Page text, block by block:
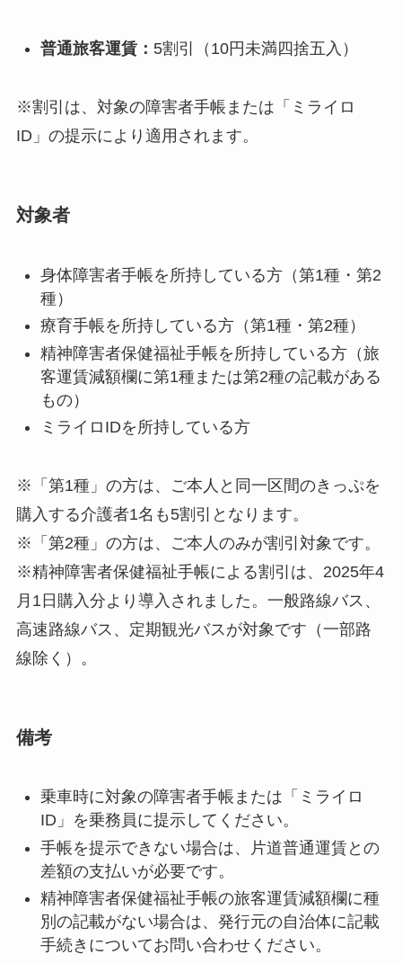
普通旅客運賃： 5割引（10円未満四捨五入）
※割引は、対象の障害者手帳または「ミライロ
ID」の提示により適用されます。
対象者
身体障害者手帳を所持している方（第1種・第2
種）
療育手帳を所持している方（第1種・第2種）
精神障害者保健福祉手帳を所持している方（旅
客運賃減額欄に第1種または第2種の記載がある
もの）
ミライロIDを所持している方
※「第1種」の方は、ご本人と同一区間のきっぷを
購入する介護者1名も5割引となります。
※「第2種」の方は、ご本人のみが割引対象です。
※精神障害者保健福祉手帳による割引は、2025年4
月1日購入分より導入されました。一般路線バス、
高速路線バス、定期観光バスが対象です（一部路
線除く）。
備考
乗車時に対象の障害者手帳または「ミライロ
ID」を乗務員に提示してください。
手帳を提示できない場合は、片道普通運賃との
差額の支払いが必要です。
精神障害者保健福祉手帳の旅客運賃減額欄に種
別の記載がない場合は、発行元の自治体に記載
手続きについてお問い合わせください。